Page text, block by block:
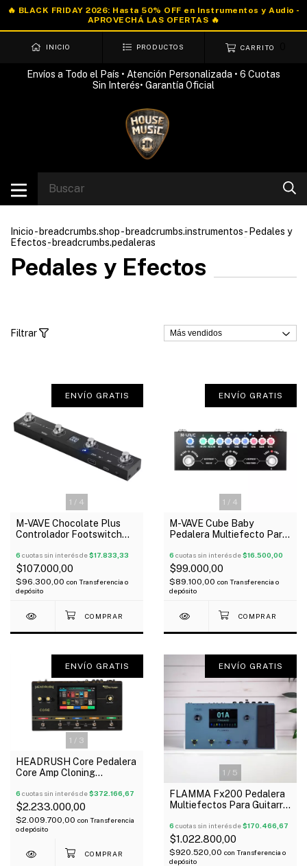
INICIO PRODUCTOS CARRITO
Envíos a Todo el País • Atención Personalizada • 6 Cuotas
Sin Interés• Garantía Oficial
Inicio- breadcrumbs.shop- breadcrumbs.instrumentos- Pedales y
Efectos- breadcrumbs.pedaleras
Pedales y Efectos
Filtrar
1 / 4
ENVÍO GRATIS
M-VAVE Chocolate Plus
Controlador Footswitch
6 cuotas sin interés de$17.833,33
$107.000,00
$96.300,00 con Transferencia o
depósito
1 / 4
ENVÍO GRATIS
M-VAVE Cube Baby
Pedalera Multiefecto Para
Amps Irs
6 cuotas sin interés de$16.500,00
$99.000,00
$89.100,00 con Transferencia o
depósito
1 / 3
ENVÍO GRATIS
HEADRUSH Core Pedalera
Core Amp Cloning
6 cuotas sin interés de$372.166,67
$2.233.000,00
$2.009.700,00 con Transferencia
o depósito
1 / 5
ENVÍO GRATIS
FLAMMA Fx200 Pedalera
Multiefectos Para Guitarra
6 cuotas sin interés de$170.466,67
$1.022.800,00
$920.520,00 con Transferencia o
depósito